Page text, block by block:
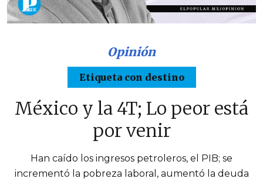
Opinión
Etiqueta con destino
México y la 4T; Lo peor está
por venir
Han caído los ingresos petroleros, el PIB; se
incrementó la pobreza laboral, aumentó la deuda